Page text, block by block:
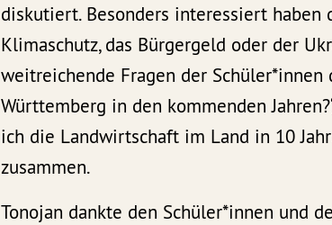
diskutiert. Besonders interessiert
Klimaschutz, das Bürgergeld oder der
weitreichende Fragen der
Württemberg in den kommenden
ich die Landwirtschaft im Land in 10
zusammen.
Tonojan dankte den Schüler*innen und